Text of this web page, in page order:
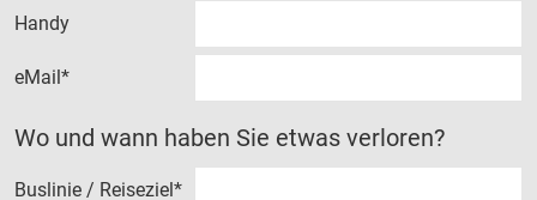
Handy
eMail*
Wo und wann haben Sie etwas verloren?
Buslinie / Reiseziel*